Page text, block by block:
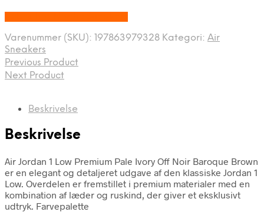
Varenummer (SKU): 197863979328 Kategori: Air
Sneakers
Previous Product
Next Product
Beskrivelse
Beskrivelse
Air Jordan 1 Low Premium Pale Ivory Off Noir Baroque Brown
er en elegant og detaljeret udgave af den klassiske Jordan 1
Low. Overdelen er fremstillet i premium materialer med en
kombination af læder og ruskind, der giver et eksklusivt
udtryk. Farvepalette